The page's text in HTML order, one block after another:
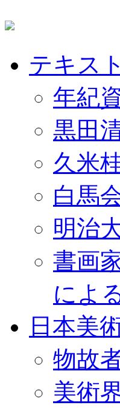
テキスト
年紀
黒田
久米
白馬
明治
書画
によ
日本美
物故
美術